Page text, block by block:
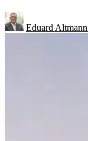
Eduard Altmann